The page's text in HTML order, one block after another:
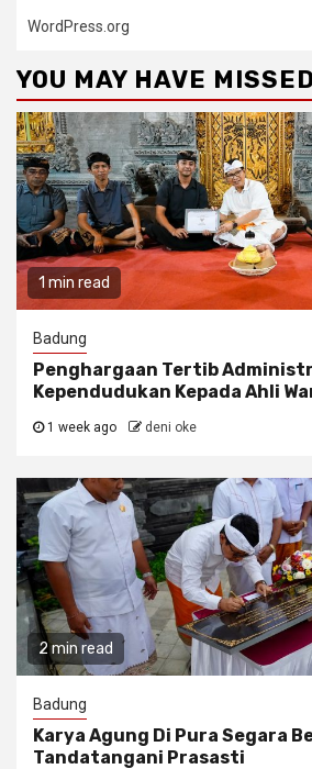
WordPress.org
YOU MAY HAVE MISSED
1 min read
Badung
Penghargaan Tertib
Kependudukan Kepada Ahli
1 week ago deni oke
2 min read
Badung
Karya Agung Di Pura Segara
Tandatangani Prasasti